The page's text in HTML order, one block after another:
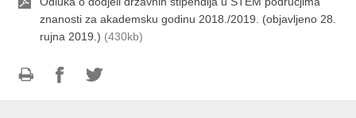
znanosti za akademsku godinu 2018./2019. (objavljeno 28.
rujna 2019.) (430kb)